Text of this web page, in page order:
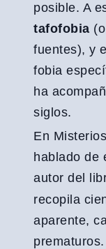
posible. A
tafofobia
fuentes), y
fobia
ha
siglos.
En
hablado de
autor del
recopila
aparente,